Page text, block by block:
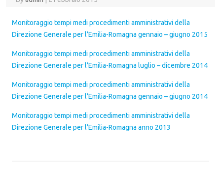
Monitoraggio tempi medi procedimenti amministrativi della
Direzione Generale per l’Emilia-Romagna gennaio – giugno 2015
Monitoraggio tempi medi procedimenti amministrativi della
Direzione Generale per l’Emilia-Romagna luglio – dicembre 2014
Monitoraggio tempi medi procedimenti amministrativi della
Direzione Generale per l’Emilia-Romagna gennaio – giugno 2014
Monitoraggio tempi medi procedimenti amministrativi della
Direzione Generale per l’Emilia-Romagna anno 2013